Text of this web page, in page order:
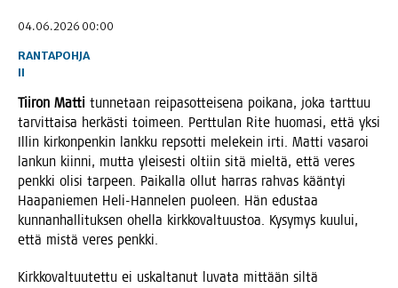
04.06.2026 00:00
RANTAPOHJA
II
Tii­ron Mat­ti tun­ne­taan rei­pa­sot­tei­se­na poi­ka­na, joka tart­tuu
tar­vit­tai­sa her­käs­ti toi­meen. Pert­tu­lan Rite huo­ma­si, että yksi
Illin kir­kon­pen­kin lank­ku rep­sot­ti mele­kein irti. Mat­ti vasa­roi
lan­kun kiin­ni, mut­ta ylei­ses­ti oltiin sitä miel­tä, että veres
penk­ki oli­si tar­peen. Pai­kal­la ollut har­ras rah­vas kään­tyi
Haa­pa­nie­men Heli-Han­ne­len puo­leen. Hän edus­taa
kun­nan­hal­li­tuk­sen ohel­la kirk­ko­val­tuus­toa. Kysy­mys kuu­lui,
että mis­tä veres penkki.
Kirk­ko­val­tuu­tet­tu ei uskal­ta­nut luva­ta mit­tään sil­tä